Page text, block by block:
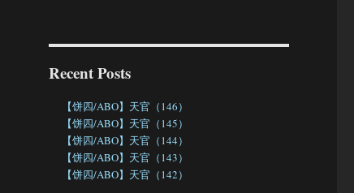
Recent Posts
【饼四/ABO】天官（146）
【饼四/ABO】天官（145）
【饼四/ABO】天官（144）
【饼四/ABO】天官（143）
【饼四/ABO】天官（142）